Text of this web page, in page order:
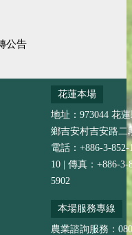
公告
花蓮本場
地址：973044 花
鄉吉安村吉安路二
電話：+886-3-852-
10 | 傳真：+886-3-
5902
本場服務專線
農業諮詢服務：